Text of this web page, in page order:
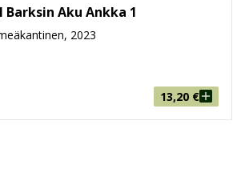
Barksin Aku Ankka 1
2023
13,20 €